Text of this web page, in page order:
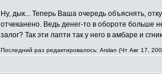
Ну, дык... Теперь Ваша очередь объяснять,
отчеканено. Ведь денег-то в обороте больше
залог? Так эти лапти так у него в амбаре и
Последний раз редактировалось: Arslan (Чт Авг 17,